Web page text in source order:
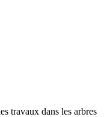
travaux dans les arbres